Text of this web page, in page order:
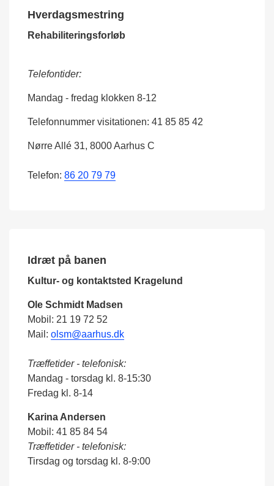
Hverdagsmestring
Rehabiliteringsforløb
Telefontider:
Mandag - fredag klokken 8-12
Telefonnummer visitationen: 41 85 85 42
Nørre Allé 31, 8000 Aarhus C
Telefon: 86 20 79 79
Idræt på banen
Kultur- og kontaktsted Kragelund
Ole Schmidt Madsen
Mobil: 21 19 72 52
Mail: olsm@aarhus.dk
Træffetider - telefonisk:
Mandag - torsdag kl. 8-15:30
Fredag kl. 8-14
Karina Andersen
Mobil: 41 85 84 54
Træffetider - telefonisk:
Tirsdag og torsdag kl. 8-9:00